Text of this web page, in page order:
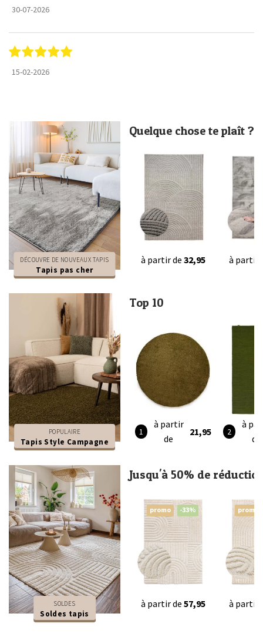
30-07-2026
15-02-2026
DÉCOUVRE DE NOUVEAUX TAPIS
Tapis pas cher
Quelque chose te plaît ?
à partir de 32,95 à partir
POPULAIRE
Tapis Style Campagne
Top 10
à partir
de
21,95
à
de
SOLDES
Soldes tapis
Jusqu'à 50% de
promo -33%
à partir de 57,95
promo
à partir